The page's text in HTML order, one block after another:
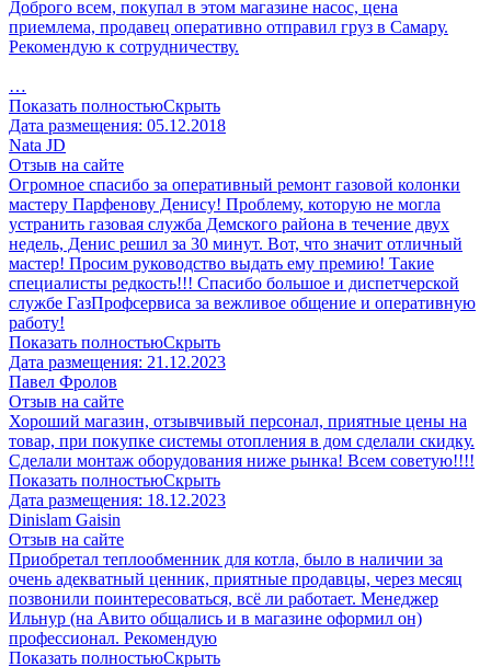
Доброго всем, покупал в этом магазине насос, цена
приемлема, продавец оперативно отправил груз в Самару.
Рекомендую к сотрудничеству.
…
Показать полностьюСкрыть
Дата размещения: 05.12.2018
Nata JD
Отзыв на сайте
Огромное спасибо за оперативный ремонт газовой колонки
мастеру Парфенову Денису! Проблему, которую не могла
устранить газовая служба Демского района в течение двух
недель, Денис решил за 30 минут. Вот, что значит отличный
мастер! Просим руководство выдать ему премию! Такие
специалисты редкость!!! Спасибо большое и диспетчерской
службе ГазПрофсервиса за вежливое общение и оперативную
работу!
Показать полностьюСкрыть
Дата размещения: 21.12.2023
Павел Фролов
Отзыв на сайте
Хороший магазин, отзывчивый персонал, приятные цены на
товар, при покупке системы отопления в дом сделали скидку.
Сделали монтаж оборудования ниже рынка! Всем советую!!!!
Показать полностьюСкрыть
Дата размещения: 18.12.2023
Dinislam Gaisin
Отзыв на сайте
Приобретал теплообменник для котла, было в наличии за
очень адекватный ценник, приятные продавцы, через месяц
позвонили поинтересоваться, всё ли работает. Менеджер
Ильнур (на Авито общались и в магазине оформил он)
профессионал. Рекомендую
Показать полностьюСкрыть